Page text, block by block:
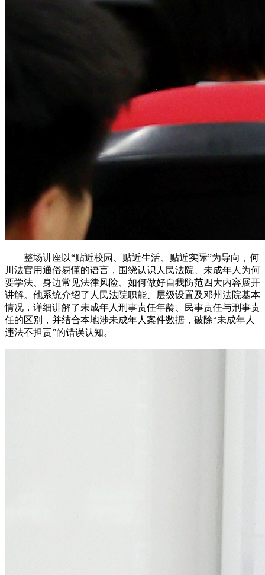
整场讲座以“贴近校园、贴近生活、贴近实际”为导向，何
川法官用通俗易懂的语言，围绕认识人民法院、未成年人为何
要学法、身边常见法律风险、如何做好自我防范四大内容展开
讲解。他系统介绍了人民法院职能、层级设置及邓州法院基本
情况，详细讲解了未成年人刑事责任年龄、民事责任与刑事责
任的区别，并结合本地涉未成年人案件数据，破除“未成年人
违法不担责”的错误认知。